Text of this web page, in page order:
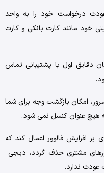
درخواست خود را به واحد
خود مانند کارت بانکی و کارت
دقایق اول با پشتیبانی تماس
امکان بازگشت وجه برای شما
هیچ‌ عنوان کنسل نمی ‌شود.
بر افزایش فالوور اعمال کند که
مشتری حذف گردد، دیجی
عودت ندارد.